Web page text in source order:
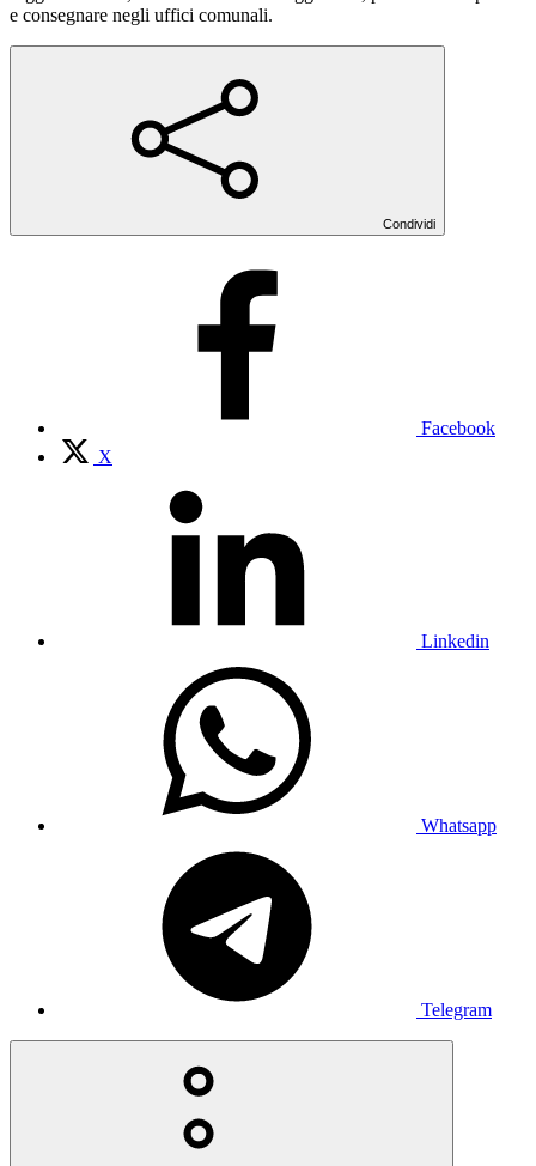
e consegnare negli uffici comunali.
Condividi
Facebook
X
Linkedin
Whatsapp
Telegram